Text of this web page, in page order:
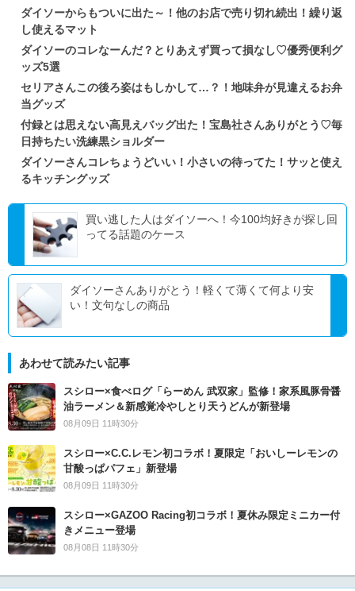
ダイソーからもついに出た～！他のお店で売り切れ続出！繰り返
し使えるマット
ダイソーのコレなーんだ？とりあえず買って損なし♡優秀便利グ
ッズ5選
セリアさんこの後ろ姿はもしかして…？！地味弁が見違えるお弁
当グッズ
付録とは思えない高見えバッグ出た！宝島社さんありがとう♡毎
日持ちたい洗練黒ショルダー
ダイソーさんコレちょうどいい！小さいの待ってた！サッと使え
るキッチングッズ
買い逃した人はダイソーへ！今100均好きが探し回
ってる話題のケース
ダイソーさんありがとう！軽くて薄くて何より安
い！文句なしの商品
あわせて読みたい記事
スシロー×食べログ「らーめん 武双家」監修！家系風豚骨醤
油ラーメン＆新感覚冷やしとり天うどんが新登場
08月09日 11時30分
スシロー×C.C.レモン初コラボ！夏限定「おいしーレモンの
甘酸っぱパフェ」新登場
08月09日 11時30分
スシロー×GAZOO Racing初コラボ！夏休み限定ミニカー付
きメニュー登場
08月08日 11時30分